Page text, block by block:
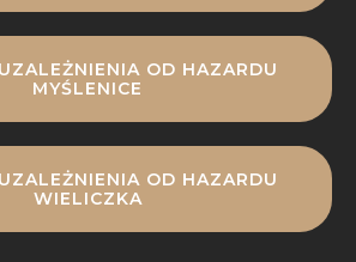
OD HAZARDU
MYŚLENICE
OD HAZARDU
WIELICZKA